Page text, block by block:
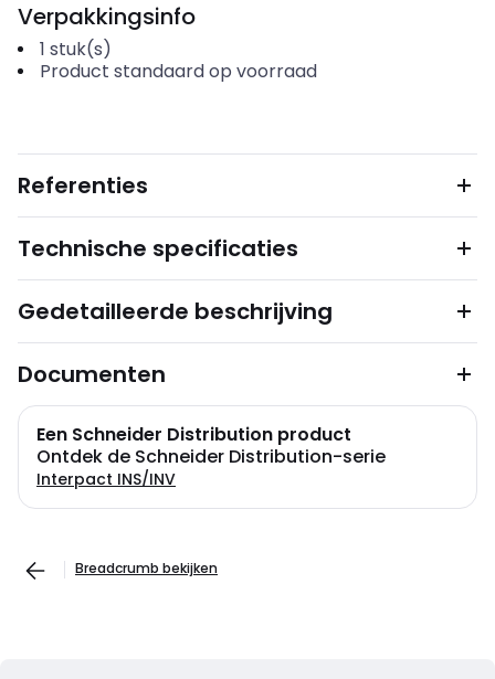
Verpakkingsinfo
1 stuk(s)
Product standaard op voorraad
Referenties
Technische specificaties
Gedetailleerde beschrijving
Documenten
Een Schneider Distribution product
Ontdek de Schneider Distribution-serie
Interpact INS/INV
Breadcrumb bekijken